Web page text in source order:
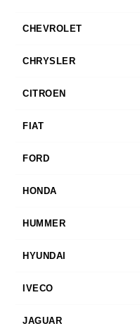
CHEVROLET
CHRYSLER
CITROEN
FIAT
FORD
HONDA
HUMMER
HYUNDAI
IVECO
JAGUAR